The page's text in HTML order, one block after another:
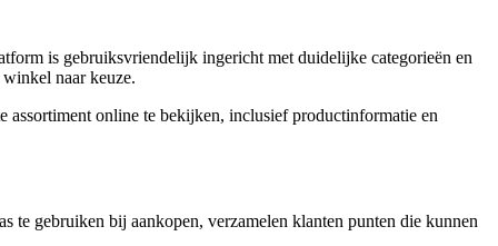
is gebruiksvriendelijk ingericht met duidelijke categorieën en
naar keuze.
online te bekijken, inclusief productinformatie en
te gebruiken bij aankopen, verzamelen klanten punten die kunnen